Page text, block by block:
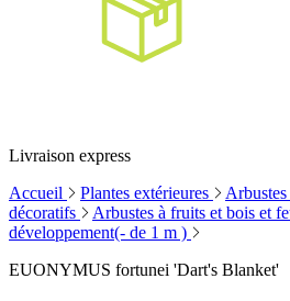
Livraison express
Accueil
Plantes extérieures
décoratifs
Arbustes à fruits et bois et
développement(- de 1 m )
EUONYMUS fortunei 'Dart's Blanket'